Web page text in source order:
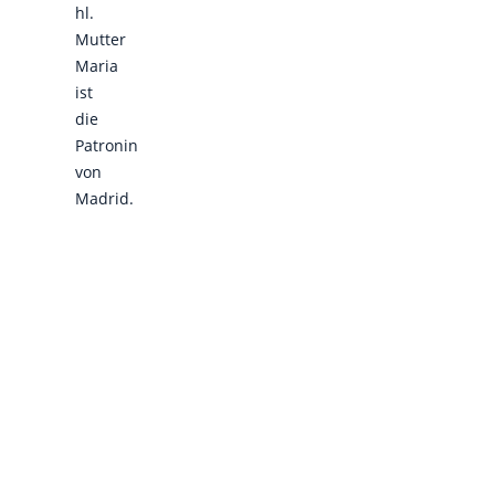
hl.
Mutter
Maria
ist
die
Patronin
von
Madrid.